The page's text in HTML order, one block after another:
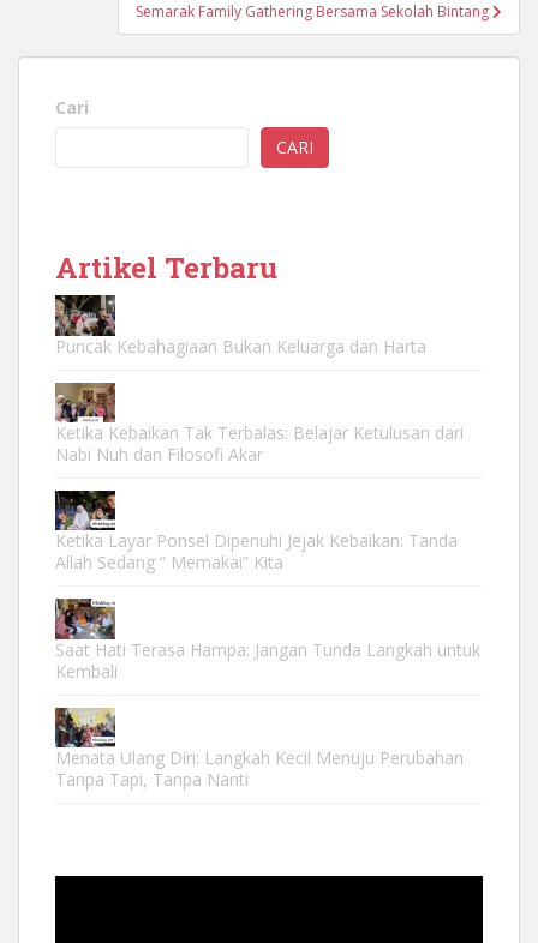
Semarak Family Gathering Bersama Sekolah Bintang
Cari
CARI
Artikel Terbaru
Puncak Kebahagiaan Bukan Keluarga dan Harta
Ketika Kebaikan Tak Terbalas: Belajar Ketulusan dari
Nabi Nuh dan Filosofi Akar
Ketika Layar Ponsel Dipenuhi Jejak Kebaikan: Tanda
Allah Sedang “ Memakai” Kita
Saat Hati Terasa Hampa: Jangan Tunda Langkah untuk
Kembali
Menata Ulang Diri: Langkah Kecil Menuju Perubahan
Tanpa Tapi, Tanpa Nanti